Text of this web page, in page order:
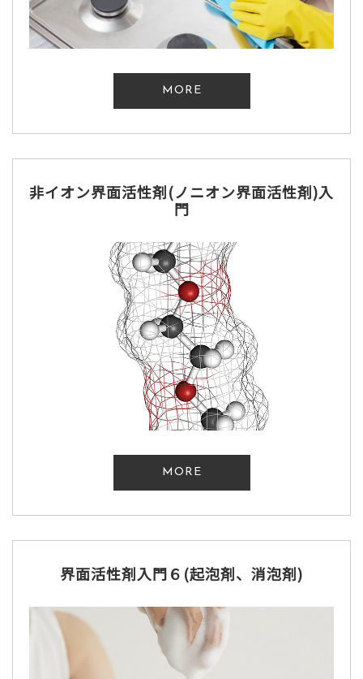
MORE
非イオン界面活性剤(ノニオン界面活性剤)入
門
MORE
界面活性剤入門６(起泡剤、消泡剤)